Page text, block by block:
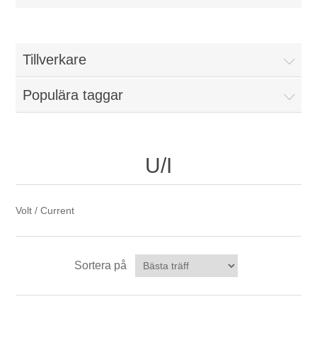
Kvalitetsdokumentation
Vibrationsanalys
Temperaturmätning
Downloads
Tillverkare
Populära taggar
U/I
Volt / Current
Sortera på